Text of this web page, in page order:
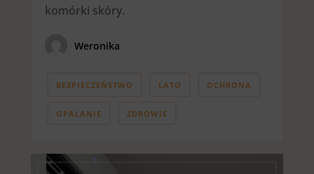
komórki skóry.
Weronika
BEZPIECZEŃSTWO LATO OCHRONA
OPALANIE ZDROWIE